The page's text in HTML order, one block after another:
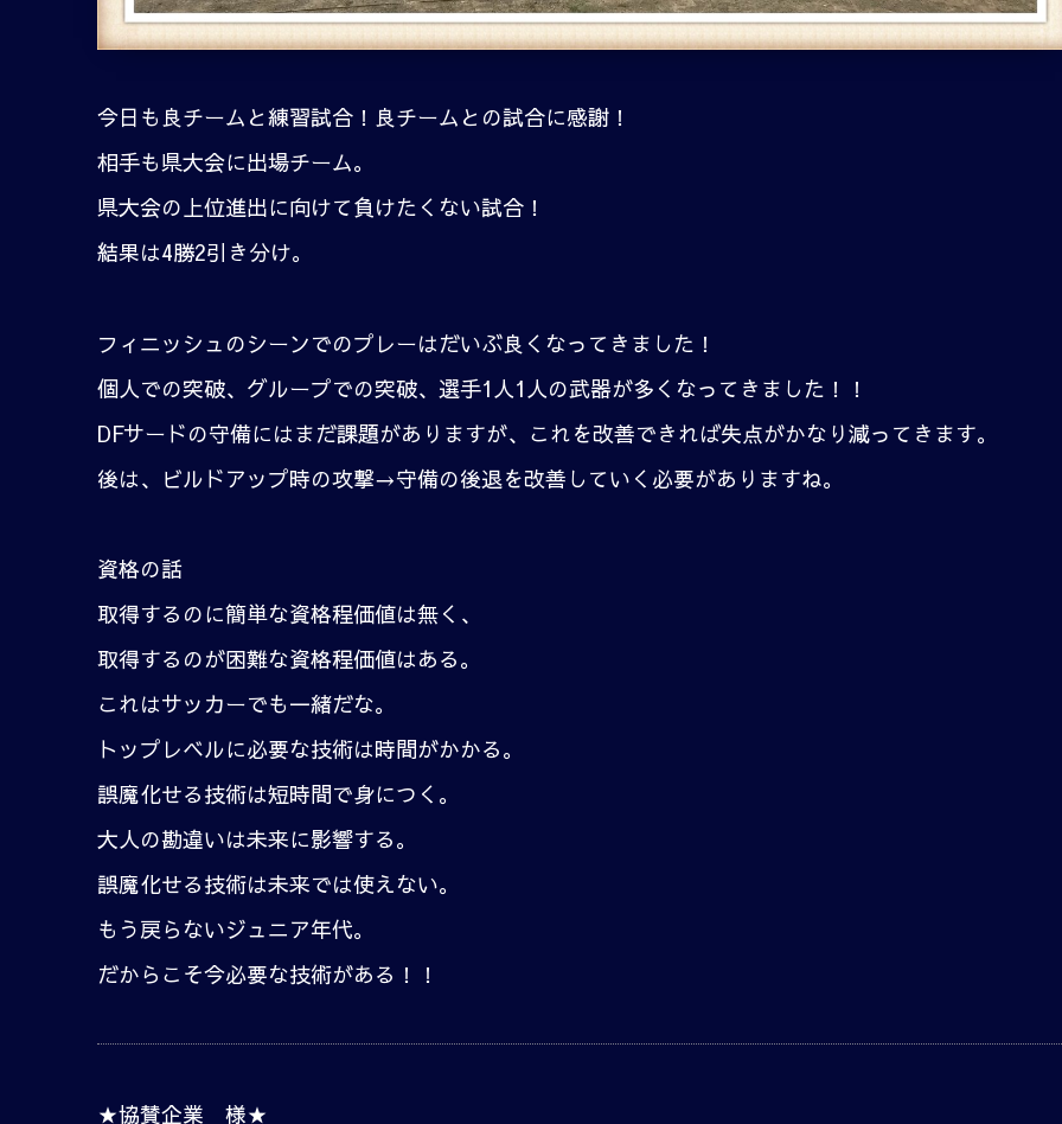
今日も良チームと練習試合！良チームとの試合に感謝！
相手も県大会に出場チーム。
県大会の上位進出に向けて負けたくない試合！
結果は4勝2引き分け。
フィニッシュのシーンでのプレーはだいぶ良くなってきました！
個人での突破、グループでの突破、選手1人1人の武器が多くなってきました！！
DFサードの守備にはまだ課題がありますが、これを改善できれば失点がかなり減ってきます。
後は、ビルドアップ時の攻撃→守備の後退を改善していく必要がありますね。
資格の話
取得するのに簡単な資格程価値は無く、
取得するのが困難な資格程価値はある。
これはサッカーでも一緒だな。
トップレベルに必要な技術は時間がかかる。
誤魔化せる技術は短時間で身につく。
大人の勘違いは未来に影響する。
誤魔化せる技術は未来では使えない。
もう戻らないジュニア年代。
だからこそ今必要な技術がある！！
★協賛企業 様★